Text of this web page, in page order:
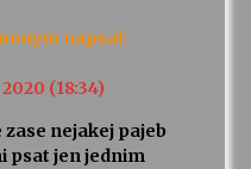
napsal:
2020 (18:34)
zase nejakej pajeb
psat jen jednim